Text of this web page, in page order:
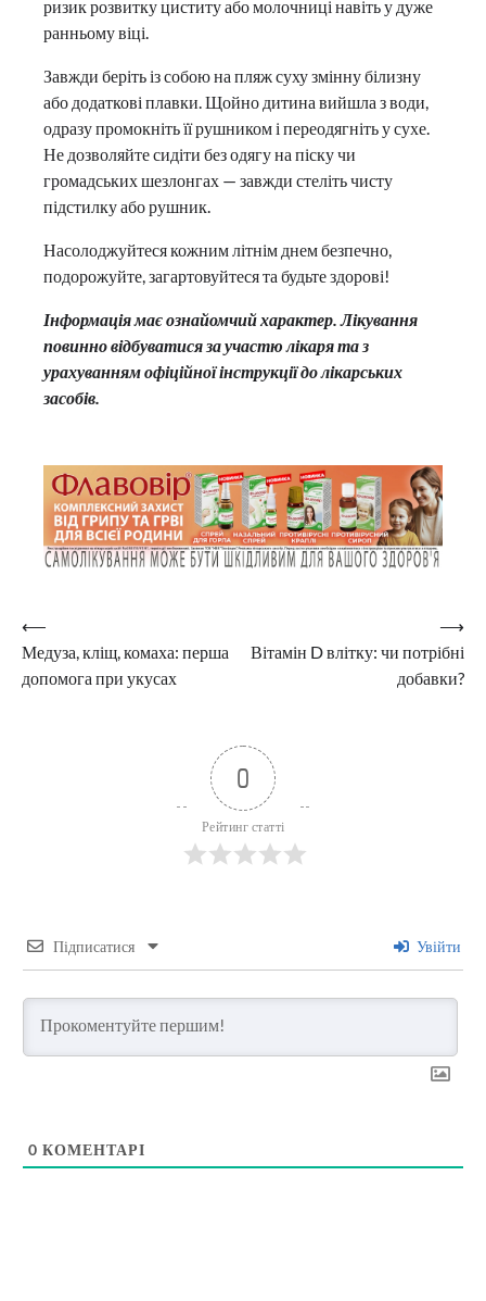
ризик розвитку циститу або молочниці навіть у дуже
ранньому віці.
Завжди беріть із собою на пляж суху змінну білизну
або додаткові плавки. Щойно дитина вийшла з води,
одразу промокніть її рушником і переодягніть у сухе.
Не дозволяйте сидіти без одягу на піску чи
громадських шезлонгах — завжди стеліть чисту
підстилку або рушник.
Насолоджуйтеся кожним літнім днем безпечно,
подорожуйте, загартовуйтеся та будьте здорові!
Інформація має ознайомчий характер. Лікування
повинно відбуватися за участю лікаря та з
урахуванням офіційної інструкції до лікарських
засобів.
Навігація
записів
⟵
Медуза, кліщ, комаха: перша
допомога при укусах
Вітамін D влітку: чи потрібні
добавки?
⟶
0
Рейтинг статті
Підписатися Увійти
0 КОМЕНТАРІ